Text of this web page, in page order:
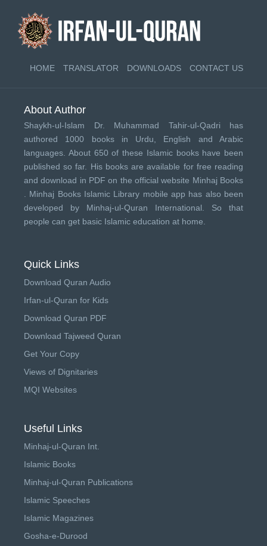
HOME TRANSLATOR DOWNLOADS CONTACT US
About Author
Shaykh-ul-Islam Dr. Muhammad Tahir-ul-Qadri has
authored 1000 books in Urdu, English and Arabic
languages. About 650 of these Islamic books have been
published so far. His books are available for free reading
and download in PDF on the official website Minhaj Books
Minhaj Books Islamic Library mobile app has also been
developed by Minhaj-ul-Quran International . So that
people can get basic Islamic education at home.
Quick Links
Download Quran Audio
Irfan-ul-Quran for Kids
Download Quran PDF
Download Tajweed Quran
Get Your Copy
Views of Dignitaries
MQI Websites
Useful Links
Minhaj-ul-Quran Int.
Islamic Books
Minhaj-ul-Quran Publications
Islamic Speeches
Islamic Magazines
Gosha-e-Durood